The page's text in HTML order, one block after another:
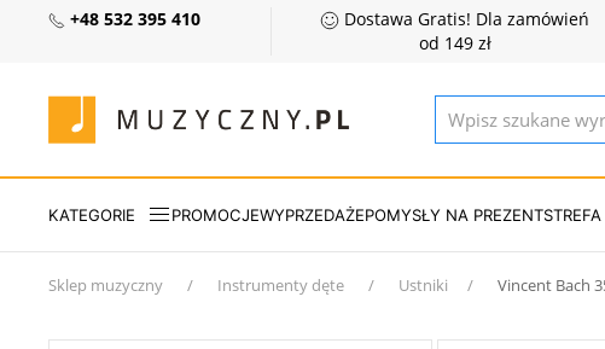
+48 532 395 410
Dostawa Gratis! Dla zamówień
od 149 zł
KATEGORIE PROMOCJEWYPRZEDAŻEPOMYSŁY NA PREZENT
Sklep muzyczny Instrumenty dęte Ustniki Vincent Bach